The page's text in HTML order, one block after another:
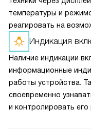
температуры и
реагировать на
неисправности,
Современный
и комфорт
Индикация
Наличие индикации
информационные
работы устройства.
своевременно
и контролировать